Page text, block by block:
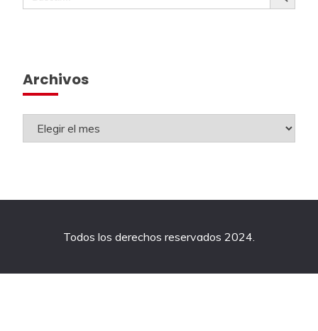
Archivos
Todos los derechos reservados 2024.